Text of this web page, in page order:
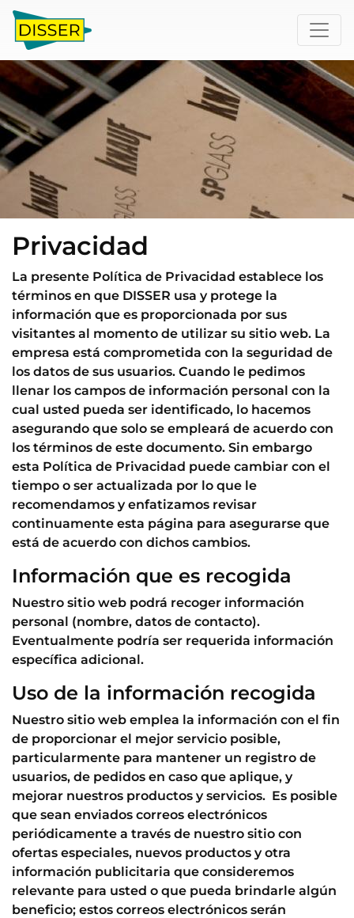
Privacidad
La presente Política de Privacidad establece los
términos en que DISSER usa y protege la
información que es proporcionada por sus
visitantes al momento de utilizar su sitio web. La
empresa está comprometida con la seguridad de
los datos de sus usuarios. Cuando le pedimos
llenar los campos de información personal con la
cual usted pueda ser identificado, lo hacemos
asegurando que solo se empleará de acuerdo con
los términos de este documento. Sin embargo
esta Política de Privacidad puede cambiar con el
tiempo o ser actualizada por lo que le
recomendamos y enfatizamos revisar
continuamente esta página para asegurarse que
está de acuerdo con dichos cambios.
Información que es recogida
Nuestro sitio web podrá recoger información
personal (nombre, datos de contacto).
Eventualmente podría ser requerida información
específica adicional.
Uso de la información recogida
Nuestro sitio web emplea la información con el fin
de proporcionar el mejor servicio posible,
particularmente para mantener un registro de
usuarios, de pedidos en caso que aplique, y
mejorar nuestros productos y servicios. Es posible
que sean enviados correos electrónicos
periódicamente a través de nuestro sitio con
ofertas especiales, nuevos productos y otra
información publicitaria que consideremos
relevante para usted o que pueda brindarle algún
beneficio; estos correos electrónicos serán